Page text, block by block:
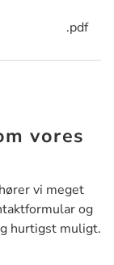
.pdf
vores
vi meget
og
hurtigst muligt.